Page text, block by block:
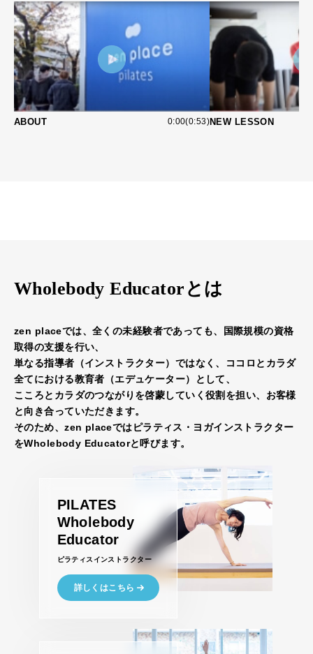
ABOUT 0:00(0:53)NEW LESSON
Wholebody Educatorとは
zen placeでは、全くの未経験者であっても、国際規模の資格
取得の支援を行い、
単なる指導者（インストラクター）ではなく、ココロとカラダ
全てにおける教育者（エデュケーター）として、
こころとカラダのつながりを啓蒙していく役割を担い、お客様
と向き合っていただきます。
そのため、zen placeではピラティス・ヨガインストラクター
をWholebody Educatorと呼びます。
PILATES
Wholebody
Educator
ピラティスインストラクター
詳しくはこちら